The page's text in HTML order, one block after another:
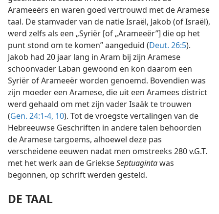
Arameeërs en waren goed vertrouwd met de Aramese
taal. De stamvader van de natie Israël, Jakob (of Israël),
werd zelfs als een „Syriër [of „Arameeër”] die op het
punt stond om te komen” aangeduid (Deut. 26:5).
Jakob had 20 jaar lang in Aram bij zijn Aramese
schoonvader Laban gewoond en kon daarom een
Syriër of Arameeër worden genoemd. Bovendien was
zijn moeder een Aramese, die uit een Aramees district
werd gehaald om met zijn vader Isaäk te trouwen
(Gen. 24:1-4, 10). Tot de vroegste vertalingen van de
Hebreeuwse Geschriften in andere talen behoorden
de Aramese targoems, alhoewel deze pas
verscheidene eeuwen nadat men omstreeks 280 v.G.T.
met het werk aan de GriekseSeptuagintawas
begonnen, op schrift werden gesteld.
DE TAAL